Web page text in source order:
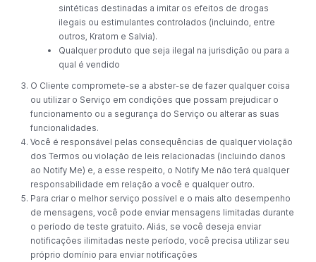
sintéticas destinadas a imitar os efeitos de drogas
ilegais ou estimulantes controlados (incluindo, entre
outros, Kratom e Salvia).
Qualquer produto que seja ilegal na jurisdição ou para a
qual é vendido
O Cliente compromete-se a abster-se de fazer qualquer coisa
ou utilizar o Serviço em condições que possam prejudicar o
funcionamento ou a segurança do Serviço ou alterar as suas
funcionalidades.
Você é responsável pelas consequências de qualquer violação
dos Termos ou violação de leis relacionadas (incluindo danos
ao Notify Me) e, a esse respeito, o Notify Me não terá qualquer
responsabilidade em relação a você e qualquer outro.
Para criar o melhor serviço possível e o mais alto desempenho
de mensagens, você pode enviar mensagens limitadas durante
o período de teste gratuito. Aliás, se você deseja enviar
notificações ilimitadas neste período, você precisa utilizar seu
próprio domínio para enviar notificações